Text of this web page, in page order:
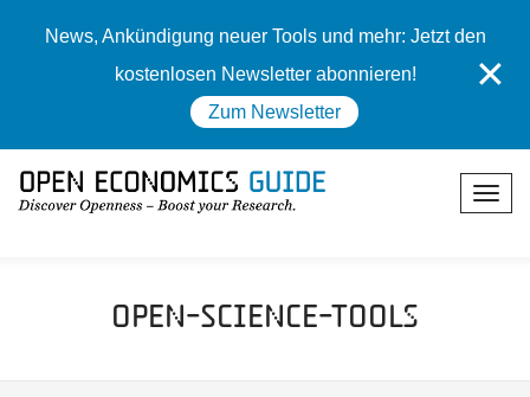
News, Ankündigung neuer Tools und mehr: Jetzt den
kostenlosen Newsletter abonnieren!
Zum Newsletter
✕
Open-Science-Tools